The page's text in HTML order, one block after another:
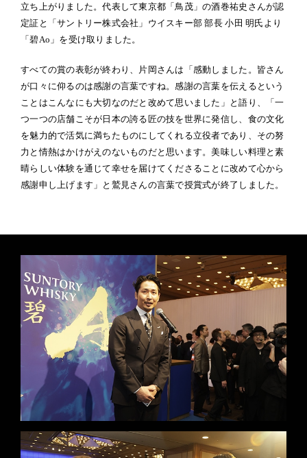
立ち上がりました。代表して東京都「鳥茂」の酒巻祐史さんが認
定証と「サントリー株式会社」ウイスキー部 部長 小田 明氏より
「碧Ao」を受け取りました。
すべての賞の表彰が終わり、片岡さんは「感動しました。皆さん
が口々に仰るのは感謝の言葉ですね。感謝の言葉を伝えるという
ことはこんなにも大切なのだと改めて思いました」と語り、「一
つ一つの店舗こそが日本の誇る匠の技を世界に発信し、食の文化
を魅力的で活気に満ちたものにしてくれる立役者であり、その努
力と情熱はかけがえのないものだと思います。美味しい料理と素
晴らしい体験を通じて幸せを届けてくださることに改めて心から
感謝申し上げます」と鷲見さんの言葉で授賞式が終了しました。